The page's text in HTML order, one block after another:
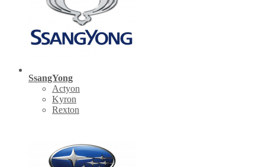
SsangYong
Actyon
Kyron
Rexton